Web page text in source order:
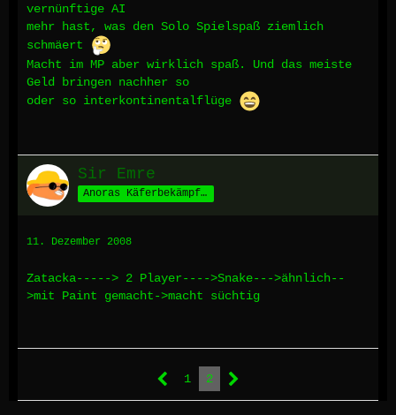
vernünftige AI
mehr hast, was den Solo Spielspaß ziemlich
schmäert
Macht im MP aber wirklich spaß. Und das meiste
Geld bringen nachher so
oder so interkontinentalflüge
Sir Emre
Anoras Käferbekämpfer
11. Dezember 2008
Zatacka-----> 2 Player---->Snake--->ähnlich--
>mit Paint gemacht->macht süchtig
1 2